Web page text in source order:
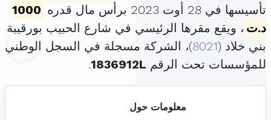
تأسيسها في 28 أوت 2023 برأس مال قدره
1000
د.ت ، ويقع مقرها الرئيسي في شارع الحبيب بورقيبة
بني خلاد (8021)، الشركة مسجلة في السجل الوطني
للمؤسسات تحت الرقم 1836912L
.
معلومات حول